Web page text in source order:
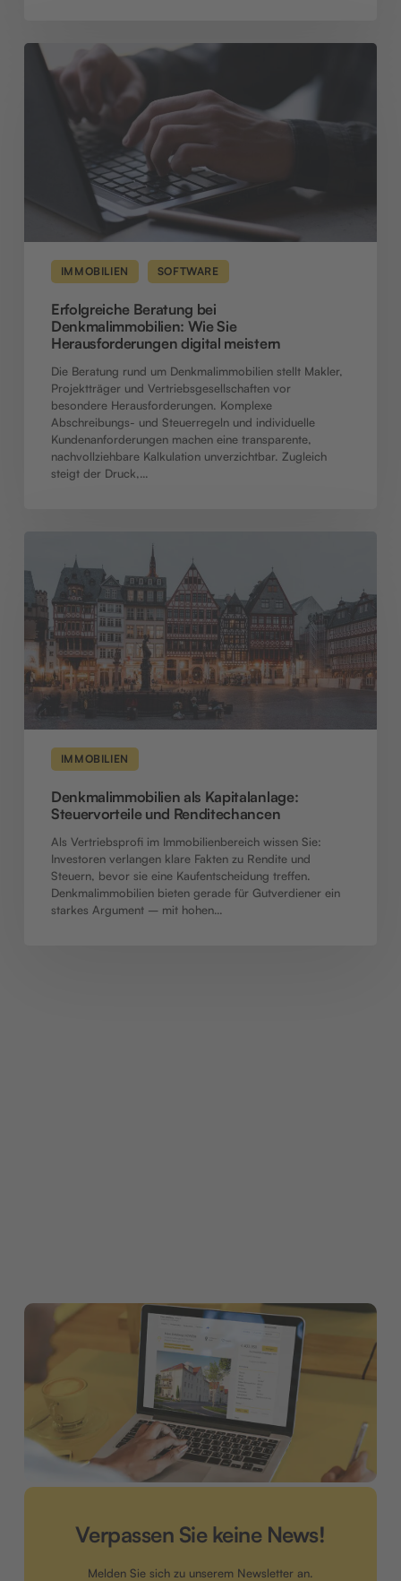
Erfolgreiche
Beratung
IMMOBILIEN SOFTWARE
Erfolgreiche Beratung bei
Denkmalimmobilien: Wie Sie
Herausforderungen digital meistern
Die Beratung rund um Denkmalimmobilien stellt Makler,
Projektträger und Vertriebsgesellschaften vor
besondere Herausforderungen. Komplexe
Abschreibungs- und Steuerregeln und individuelle
Kundenanforderungen machen eine transparente,
nachvollziehbare Kalkulation unverzichtbar. Zugleich
steigt der Druck,…
Kapitalanlage:
Steuervorteile
Renditechancen
IMMOBILIEN
Denkmalimmobilien als Kapitalanlage:
Steuervorteile und Renditechancen
Als Vertriebsprofi im Immobilienbereich wissen Sie:
Investoren verlangen klare Fakten zu Rendite und
Steuern, bevor sie eine Kaufentscheidung treffen.
Denkmalimmobilien bieten gerade für Gutverdiener ein
starkes Argument – mit hohen…
Verpassen Sie keine News!
Melden Sie sich zu unserem Newsletter an.